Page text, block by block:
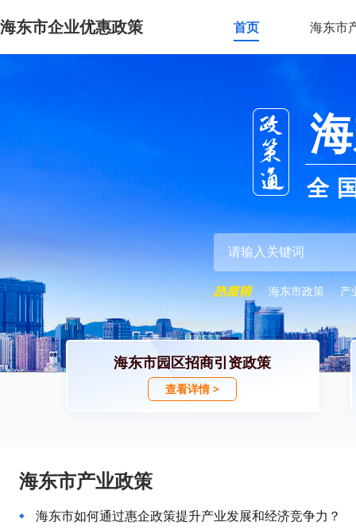
海东市企业优惠政策 首页 海东市
全
海东市政策 产
海东市园区招商引资政策
查看详情 >
海东市产业政策
海东市如何通过惠企政策提升产业发展和经济竞争力？